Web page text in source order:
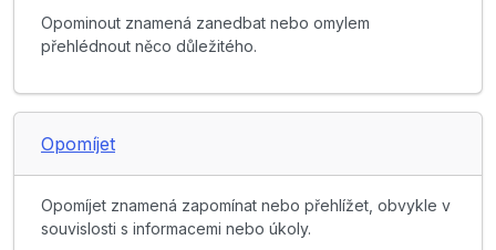
Opominout znamená zanedbat nebo omylem
přehlédnout něco důležitého.
Opomíjet
Opomíjet znamená zapomínat nebo přehlížet, obvykle v
souvislosti s informacemi nebo úkoly.